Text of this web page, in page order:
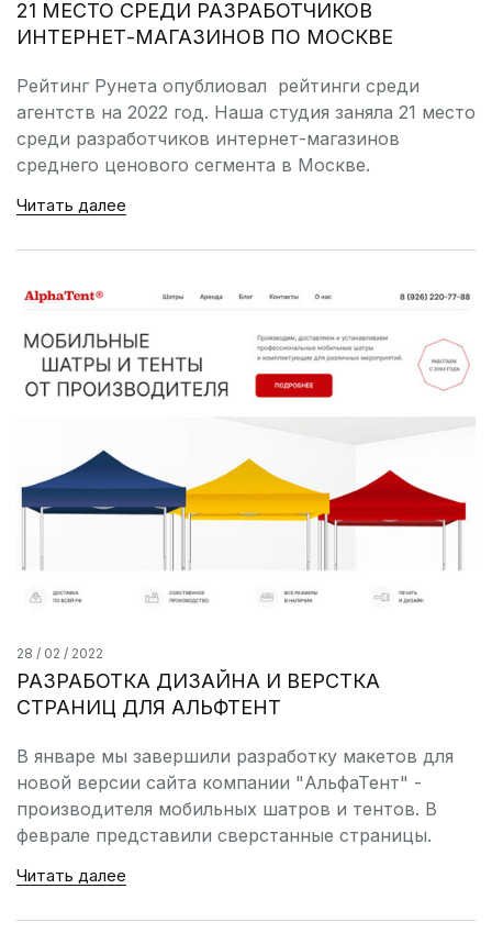
21 МЕСТО СРЕДИ РАЗРАБОТЧИКОВ
ИНТЕРНЕТ-МАГАЗИНОВ ПО МОСКВЕ
Рейтинг Рунета опублиовал рейтинги среди
агентств на 2022 год. Наша студия заняла 21 место
среди разработчиков интернет-магазинов
среднего ценового сегмента в Москве.
Читать далее
28 / 02 / 2022
РАЗРАБОТКА ДИЗАЙНА И ВЕРСТКА
СТРАНИЦ ДЛЯ АЛЬФТЕНТ
В январе мы завершили разработку макетов для
новой версии сайта компании "АльфаТент" -
производителя мобильных шатров и тентов. В
феврале представили сверстанные страницы.
Читать далее